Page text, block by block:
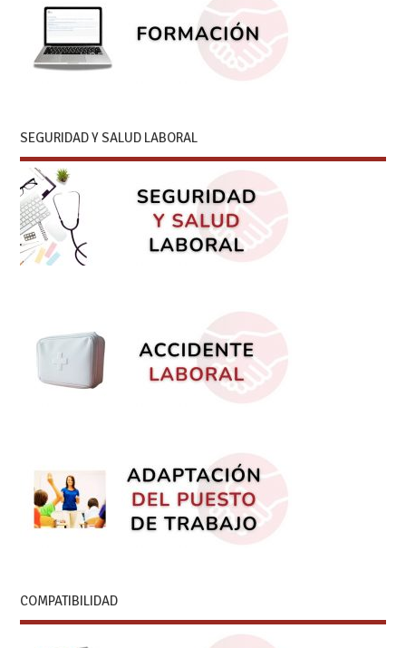
SEGURIDAD Y SALUD LABORAL
COMPATIBILIDAD